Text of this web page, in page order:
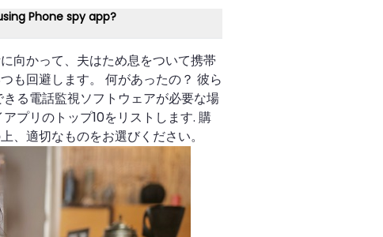
Phone spy app?
向かって、夫はため息をついて携帯
も回避します。 何があったの？ 彼ら
る電話監視ソフトウェアが必要な場
プリのトップ10をリストします. 購
、適切なものをお選びください。